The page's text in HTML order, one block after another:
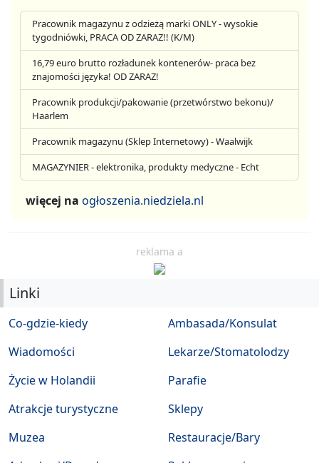
Pracownik magazynu z odzieżą marki ONLY - wysokie
tygodniówki, PRACA OD ZARAZ!! (K/M)
16,79 euro brutto rozładunek kontenerów- praca bez
znajomości języka! OD ZARAZ!
Pracownik produkcji/pakowanie (przetwórstwo bekonu)/
Haarlem
Pracownik magazynu (Sklep Internetowy) - Waalwijk
MAGAZYNIER - elektronika, produkty medyczne - Echt
więcej na ogłoszenia.niedziela.nl
reklama a
Linki
Co-gdzie-kiedy
Wiadomości
Życie w Holandii
Atrakcje turystyczne
Muzea
Ambasada/Konsulat
Lekarze/Stomatolodzy
Parafie
Sklepy
Restauracje/Bary